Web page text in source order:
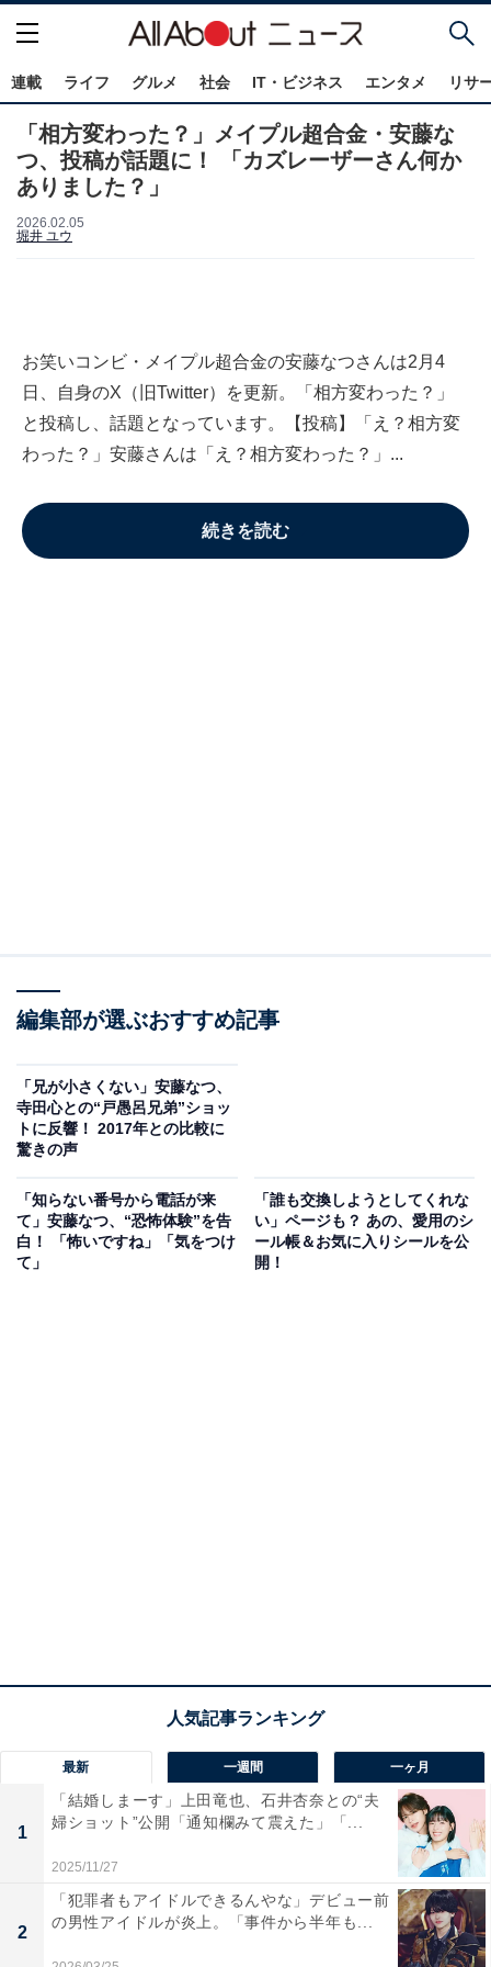
連載 ライフ グルメ 社会 IT・ビジネス エンタメ リサ
「相方変わった？」メイプル超合金・安藤な
つ、投稿が話題に！ 「カズレーザーさん何か
ありました？」
2026.02.05
堀井 ユウ
お笑いコンビ・メイプル超合金の安藤なつさんは2月4
日、自身のX（旧Twitter）を更新。「相方変わった？」
と投稿し、話題となっています。【投稿】「え？相方変
わった？」安藤さんは「え？相方変わった？」...
続きを読む
編集部が選ぶおすすめ記事
「兄が小さくない」安藤なつ、
寺田心との“戸愚呂兄弟”ショッ
トに反響！ 2017年との比較に
驚きの声
「知らない番号から電話が来
て」安藤なつ、“恐怖体験”を告
白！ 「怖いですね」「気をつけ
て」
「誰も交換しようとしてくれな
い」ページも？ あの、愛用のシ
ール帳＆お気に入りシールを公
開！
最新 一週間 一ヶ月
1
「結婚しまーす」上田竜也、石井杏奈との“夫
婦ショット”公開「通知欄みて震えた」「...
2025/11/27
2
「犯罪者もアイドルできるんやな」デビュー前
の男性アイドルが炎上。「事件から半年も...